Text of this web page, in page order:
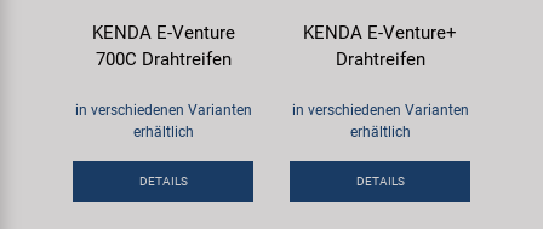
KENDA E-Venture
700C Drahtreifen
in verschiedenen Varianten
erhältlich
DETAILS
KENDA E-Venture+
Drahtreifen
in verschiedenen Varianten
erhältlich
DETAILS